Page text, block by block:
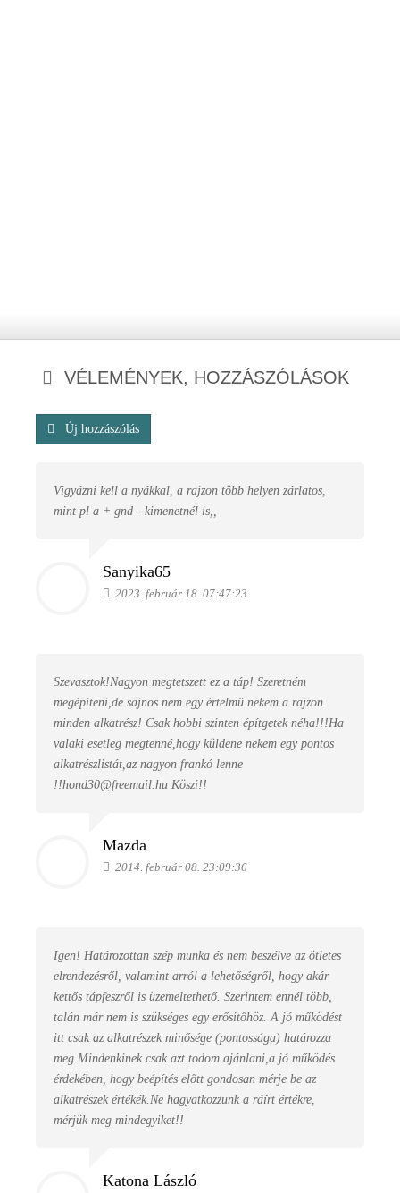
VÉLEMÉNYEK, HOZZÁSZÓLÁSOK
Új hozzászólás
Vigyázni kell a nyákkal, a rajzon több helyen zárlatos,
mint pl a + gnd - kimenetnél is,,
Sanyika65
2023. február 18. 07:47:23
Szevasztok!Nagyon megtetszett ez a táp! Szeretném
megépíteni,de sajnos nem egy értelmű nekem a rajzon
minden alkatrész! Csak hobbi szinten építgetek néha!!!Ha
valaki esetleg megtenné,hogy küldene nekem egy pontos
alkatrészlistát,az nagyon frankó lenne
!!hond30@freemail.hu Köszi!!
Mazda
2014. február 08. 23:09:36
Igen! Határozottan szép munka és nem beszélve az ötletes
elrendezésről, valamint arról a lehetőségről, hogy akár
kettős tápfeszről is üzemeltethető. Szerintem ennél több,
talán már nem is szükséges egy erősitőhöz. A jó működést
itt csak az alkatrészek minősége (pontossága) határozza
meg.Mindenkinek csak azt todom ajánlani,a jó működés
érdekében, hogy beépítés előtt gondosan mérje be az
alkatrészek értékék.Ne hagyatkozzunk a ráírt értékre,
mérjük meg mindegyiket!!
Katona László